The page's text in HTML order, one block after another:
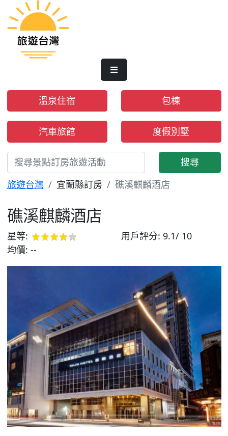
溫泉住宿 包棟
汽車旅館 度假別墅
搜尋
旅遊台灣
宜蘭縣訂房 礁溪麒麟酒店
礁溪麒麟酒店
星等: 用戶評分: 9.1/ 10
均價: --